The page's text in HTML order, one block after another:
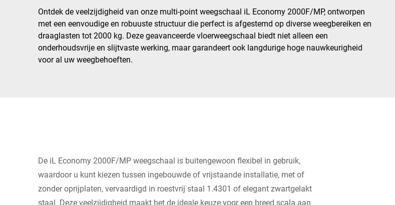
Zwitserland
Afrika
Wereldwijde website
Ontdek de veelzijdigheid van onze multi-point weegschaal iL Economy 2000F/MP, ontworpen
met een eenvoudige en robuuste structuur die perfect is afgestemd op diverse weegbereiken en
draaglasten tot 2000 kg. Deze geavanceerde vloerweegschaal biedt niet alleen een
onderhoudsvrije en slijtvaste werking, maar garandeert ook langdurige hoge nauwkeurigheid
voor al uw weegbehoeften.
De iL Economy 2000F/MP weegschaal is buitengewoon flexibel in gebruik,
waardoor u kunt kiezen tussen ingebouwde of vrijstaande installatie, met of
zonder oprijplaten, vervaardigd in roestvrij staal 1.4301 of elegant zwartgelakt
staal. Deze veelzijdigheid maakt het de ideale keuze voor een breed scala aan